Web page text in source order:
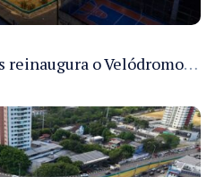
Prefeitura de Manaus reinaugura o Velódromo Professora Alzira Campos e entrega espaço esportivo totalmente revitalizado